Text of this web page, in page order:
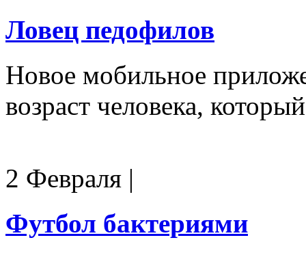
Ловец педофилов
Новое мобильное
возраст человека,
2 Февраля |
Футбол бактериями